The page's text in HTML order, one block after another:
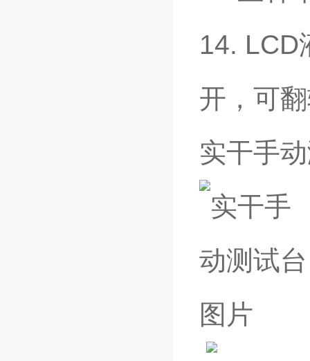
14. LCD
开，可
实干手